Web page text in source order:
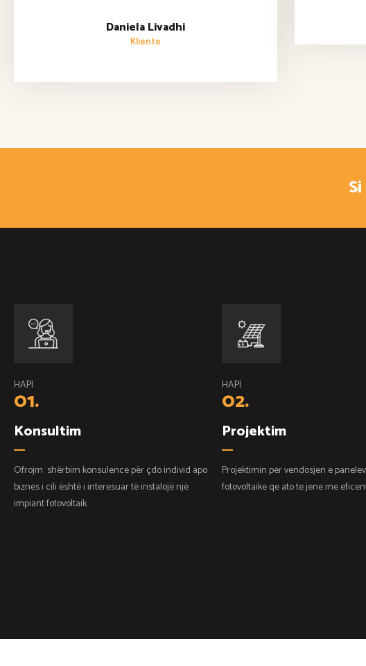
Daniela Livadhi
Kliente
HAPI
01.
Konsultim
Ofrojm shërbim konsulence për çdo individ apo
biznes i cili është i interesuar të instalojë një
impiant fotovoltaik.
HAPI
02.
Projektim
Projektimin per vendosjen e
fotovoltaike qe ato te jene me